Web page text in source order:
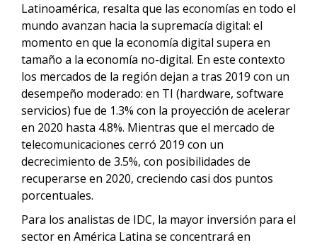
Latinoamérica, resalta que las economías en todo el
mundo avanzan hacia la supremacía digital: el
momento en que la economía digital supera en
tamaño a la economía no-digital. En este contexto
los mercados de la región dejan a tras 2019 con un
desempeño moderado: en TI (hardware, software
servicios) fue de 1.3% con la proyección de acelerar
en 2020 hasta 4.8%. Mientras que el mercado de
telecomunicaciones cerró 2019 con un
decrecimiento de 3.5%, con posibilidades de
recuperarse en 2020, creciendo casi dos puntos
porcentuales.
Para los analistas de IDC, la mayor inversión para el
sector en América Latina se concentrará en